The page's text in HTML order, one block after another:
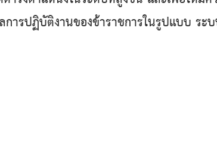
ารปฏิบัติงานของข้าราชการในรูปแบบ ระ